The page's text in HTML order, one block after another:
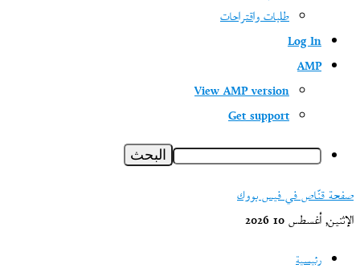
طلبات واقتراحات
Log In
AMP
View AMP version
Get support
البحث
صفحة قنّاص في فيس بووك
الإثنين, أغسطس 10 2026
رئيسية